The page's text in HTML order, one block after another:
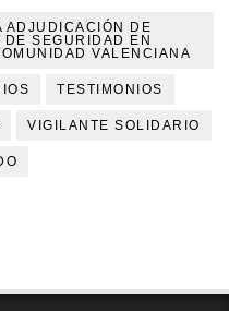
ADJUDICACIÓN DE
SEGURIDAD EN
VALENCIANA
TESTIMONIOS
VIGILANTE SOLIDARIO